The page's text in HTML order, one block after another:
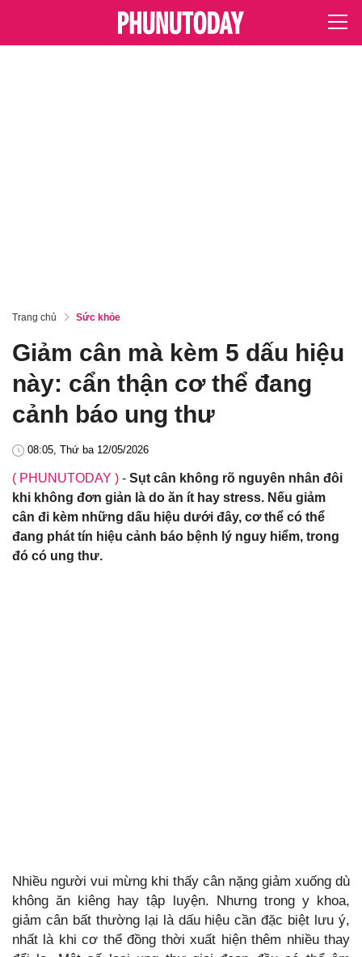
Trang chủ Sức khỏe
Giảm cân mà kèm 5 dấu hiệu
này: cẩn thận cơ thể đang
cảnh báo ung thư
08:05, Thứ ba 12/05/2026
( PHUNUTODAY ) - Sụt cân không rõ nguyên nhân đôi
khi không đơn giản là do ăn ít hay stress. Nếu giảm
cân đi kèm những dấu hiệu dưới đây, cơ thể có thể
đang phát tín hiệu cảnh báo bệnh lý nguy hiểm, trong
đó có ung thư.
Nhiều người vui mừng khi thấy cân nặng giảm xuống dù
không ăn kiêng hay tập luyện. Nhưng trong y khoa,
giảm cân bất thường lại là dấu hiệu cần đặc biệt lưu ý,
nhất là khi cơ thể đồng thời xuất hiện thêm nhiều thay